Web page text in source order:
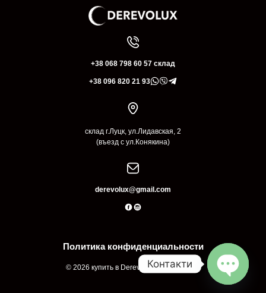
+38 068 798 60 57 склад
+38 096 820 21 93
склад г.Луцк, ул.Лидавская, 2
(въезд с ул.Конякина)
derevolux@gmail.com
Политика конфиденциальности
© 2026 купить в Derevolux Луцк Украина
Контакти